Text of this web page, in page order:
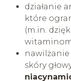
działanie
które
(m.in.
skóry